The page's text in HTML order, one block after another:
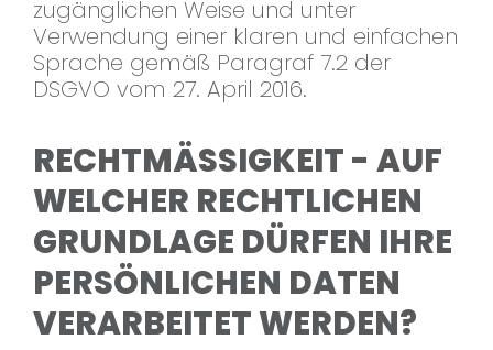
zugänglichen Weise und unter
Verwendung einer klaren und einfachen
Sprache gemäß Paragraf 7.2 der
DSGVO vom 27. April 2016.
RECHTMÄSSIGKEIT - AUF W
ELCHER RECHTLICHEN G
RUNDLAGE DÜRFEN IHRE P
ERSÖNLICHEN DATEN V
ERARBEITET WERDEN?